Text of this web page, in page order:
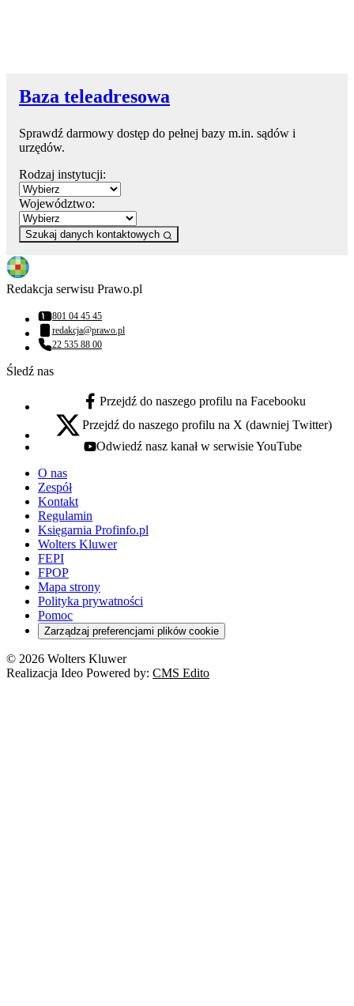
Baza teleadresowa
Sprawdź darmowy dostęp do pełnej bazy m.in. sądów i
urzędów.
Rodzaj instytucji:
Województwo:
Szukaj danych kontaktowych
Redakcja serwisu Prawo.pl
Numer telefonu:
801 04 45 45
Adres email:
redakcja@prawo.pl
Numer telefonu:
22 535 88 00
Śledź nas
facebook - otwiera się w nowej karcie
Przejdź do naszego profilu na Facebooku
x - otwiera się w nowej karcie
Przejdź do naszego profilu na X (dawniej Twitter)
youtube - otwiera się w nowej karcie
Odwiedź nasz kanał w serwisie YouTube
O nas
Zespół
Kontakt
Regulamin
Księgarnia Profinfo.pl
Wolters Kluwer
FEPI
FPOP
Mapa strony
Polityka prywatności
Pomoc
Zarządzaj preferencjami plików cookie
© 2026 Wolters Kluwer
Realizacja Ideo Powered by: CMS Edito